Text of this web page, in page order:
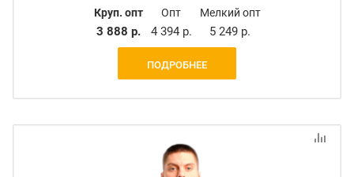
Круп. опт
3 888 р.
Опт
4 394 р.
Мелкий опт
5 249 р.
ПОДРОБНЕЕ